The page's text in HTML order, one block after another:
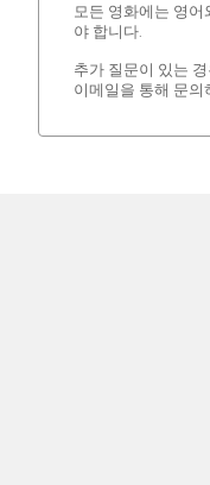
모든 영화에는 영어
야 합니다.
추가 질문이 있는
이메일을 통해 문의